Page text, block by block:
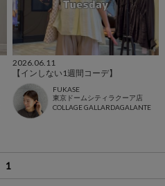
2026.06.11
【インしない1週間コーデ】
FUKASE
東京ドームシティラクーア店
COLLAGE GALLARDAGALANTE
1